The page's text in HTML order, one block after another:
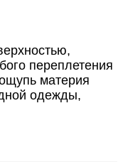
переплетения
материя
одежды,